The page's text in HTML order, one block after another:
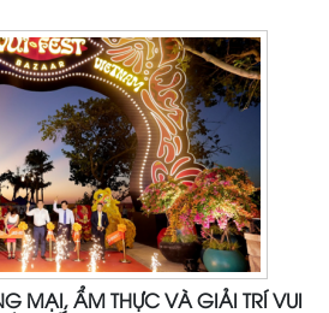
MẠI, ẨM THỰC VÀ GIẢI TRÍ VUI